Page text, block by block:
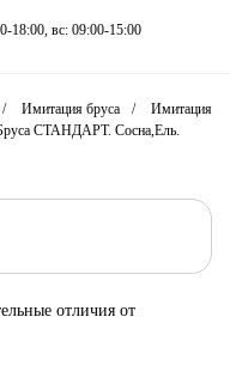
18:00, вс: 09:00-15:00
Имитация бруса
Имитация
СТАНДАРТ. Сосна,Ель.
отличия от